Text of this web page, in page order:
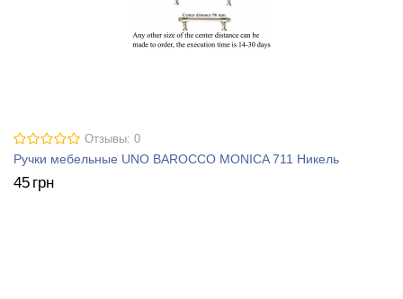
Отзывы: 0
Ручки мебельные UNO BAROCCO MONICA 711 Никель
45 грн